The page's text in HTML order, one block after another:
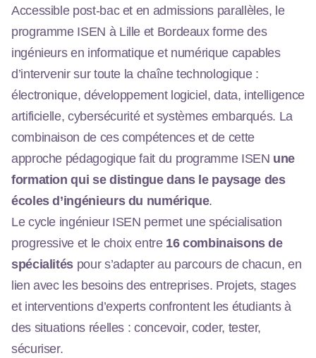
Accessible post-bac et en admissions parallèles, le
programme ISEN à Lille et Bordeaux forme des
ingénieurs en informatique et numérique capables
d’intervenir sur toute la chaîne technologique :
électronique, développement logiciel, data, intelligence
artificielle, cybersécurité et systèmes embarqués. La
combinaison de ces compétences et de cette
approche pédagogique fait du programme ISEN une
formation qui se distingue dans le paysage des
écoles d’ingénieurs du numérique.
Le cycle ingénieur ISEN permet une spécialisation
progressive et le choix entre 16 combinaisons de
spécialités pour s’adapter au parcours de chacun, en
lien avec les besoins des entreprises. Projets, stages
et interventions d’experts confrontent les étudiants à
des situations réelles : concevoir, coder, tester,
sécuriser.